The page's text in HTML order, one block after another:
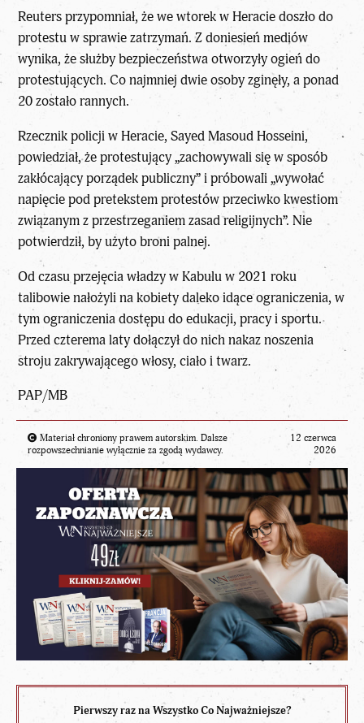
Reuters przypomniał, że we wtorek w Heracie doszło do
protestu w sprawie zatrzymań. Z doniesień mediów
wynika, że służby bezpieczeństwa otworzyły ogień do
protestujących. Co najmniej dwie osoby zginęły, a ponad
20 zostało rannych.
Rzecznik policji w Heracie, Sayed Masoud Hosseini,
powiedział, że protestujący „zachowywali się w sposób
zakłócający porządek publiczny” i próbowali „wywołać
napięcie pod pretekstem protestów przeciwko kwestiom
związanym z przestrzeganiem zasad religijnych”. Nie
potwierdził, by użyto broni palnej.
Od czasu przejęcia władzy w Kabulu w 2021 roku
talibowie nałożyli na kobiety daleko idące ograniczenia, w
tym ograniczenia dostępu do edukacji, pracy i sportu.
Przed czterema laty dołączył do nich nakaz noszenia
stroju zakrywającego włosy, ciało i twarz.
PAP/MB
Materiał chroniony prawem autorskim. Dalsze
rozpowszechnianie wyłącznie za zgodą wydawcy.
12 czerwca
2026
Pierwszy raz na Wszystko Co Najważniejsze?